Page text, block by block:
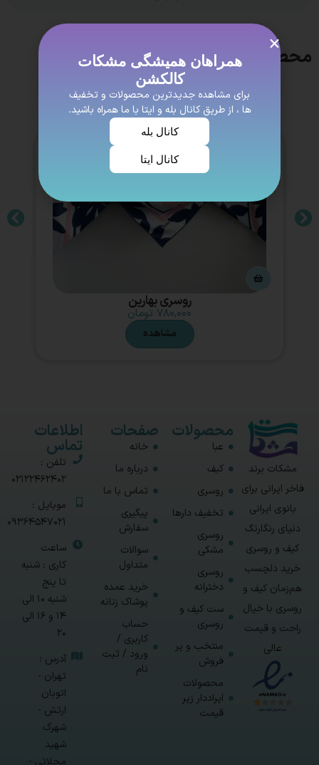
محصولات مشابه
روسری بهارین
۷۸۰,۰۰۰ تومان
مشاهده
مشکات برند
فاخر ایرانی برای
بانوی ایرانی
دنیای رنگارنگ
کیف و روسری
خرید دلچسب
هم‌زمان کیف و
روسری با خیال
راحت و قیمت
عالی
محصولات
عبا
کیف
روسری
تخفیف دارها
روسری
مشکی
روسری
دخترانه
ست کیف و
روسری
منتخب و پر
فروش
محصولات
ایراددار زیر
قیمت
صفحات
خانه
درباره ما
تماس با ما
پیگیری
سفارش
سوالات
متداول
خرید عمده
پوشاک زنانه
حساب
کاربری /
ورود / ثبت
نام
اطلاعات
تماس
تلفن :
02122462402
موبایل :
09364547021
ساعت
کاری : شنبه
تا پنج
شنبه 10 الی
14 و 16 الی
20
آدرس :
تهران -
اتوبان
ارتش -
شهرک
شهید
همراهان همیشگی مشکات
کالکشن
برای مشاهده جدیدترین محصولات و تخفیف
ها ، از طریق کانال بله و ایتا با ما همراه باشید.
کانال بله
کانال ایتا